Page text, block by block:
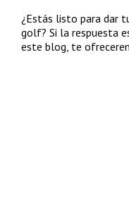
¿Estás listo para dar
golf? Si la respuesta
este blog, te